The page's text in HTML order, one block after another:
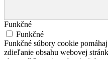
Funkčné
Funkčné
Funkčné súbory cookie
zdieľanie obsahu webovej